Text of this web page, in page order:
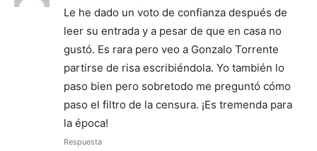
Le he dado un voto de confianza después de
leer su entrada y a pesar de que en casa no
gustó. Es rara pero veo a Gonzalo Torrente
partirse de risa escribiéndola. Yo también lo
paso bien pero sobretodo me preguntó cómo
paso el filtro de la censura. ¡Es tremenda para
la época!
Respuesta